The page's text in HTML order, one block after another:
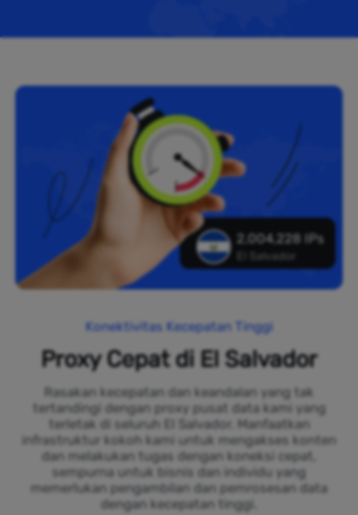
2,004,228 IPs
El Salvador
Konektivitas Kecepatan Tinggi
Proxy Cepat di El Salvador
Rasakan kecepatan dan keandalan yang tak
tertandingi dengan proxy pusat data kami yang
terletak di seluruh El Salvador. Manfaatkan
infrastruktur kokoh kami untuk mengakses konten
dan melakukan tugas dengan koneksi cepat,
sempurna untuk bisnis dan individu yang
memerlukan pengambilan dan pemrosesan data
dengan kecepatan tinggi.